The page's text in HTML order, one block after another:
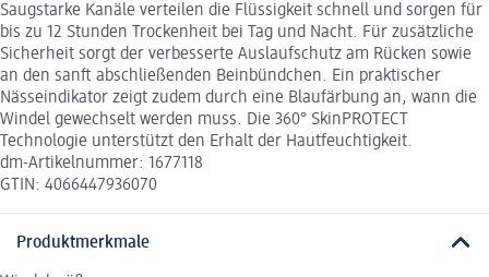
Saugstarke Kanäle verteilen die Flüssigkeit schnell und sorgen für
bis zu 12 Stunden Trockenheit bei Tag und Nacht. Für zusätzliche
Sicherheit sorgt der verbesserte Auslaufschutz am Rücken sowie
an den sanft abschließenden Beinbündchen. Ein praktischer
Nässeindikator zeigt zudem durch eine Blaufärbung an, wann die
Windel gewechselt werden muss. Die 360° SkinPROTECT
Technologie unterstützt den Erhalt der Hautfeuchtigkeit.
dm-Artikelnummer: 1677118
GTIN: 4066447936070
Produktmerkmale